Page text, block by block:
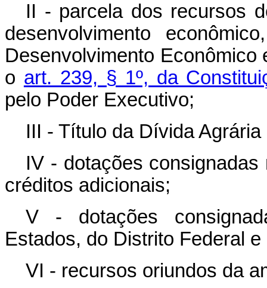
II - parcela dos recursos
desenvolvimento
Desenvolvimento
o art. 239, § 1º, da
pelo Poder Executivo;
III - Título da Dívida Agrária
IV - dotações
créditos adicionais;
V - dotações
Estados, do Distrito Federal
VI - recursos oriundos da